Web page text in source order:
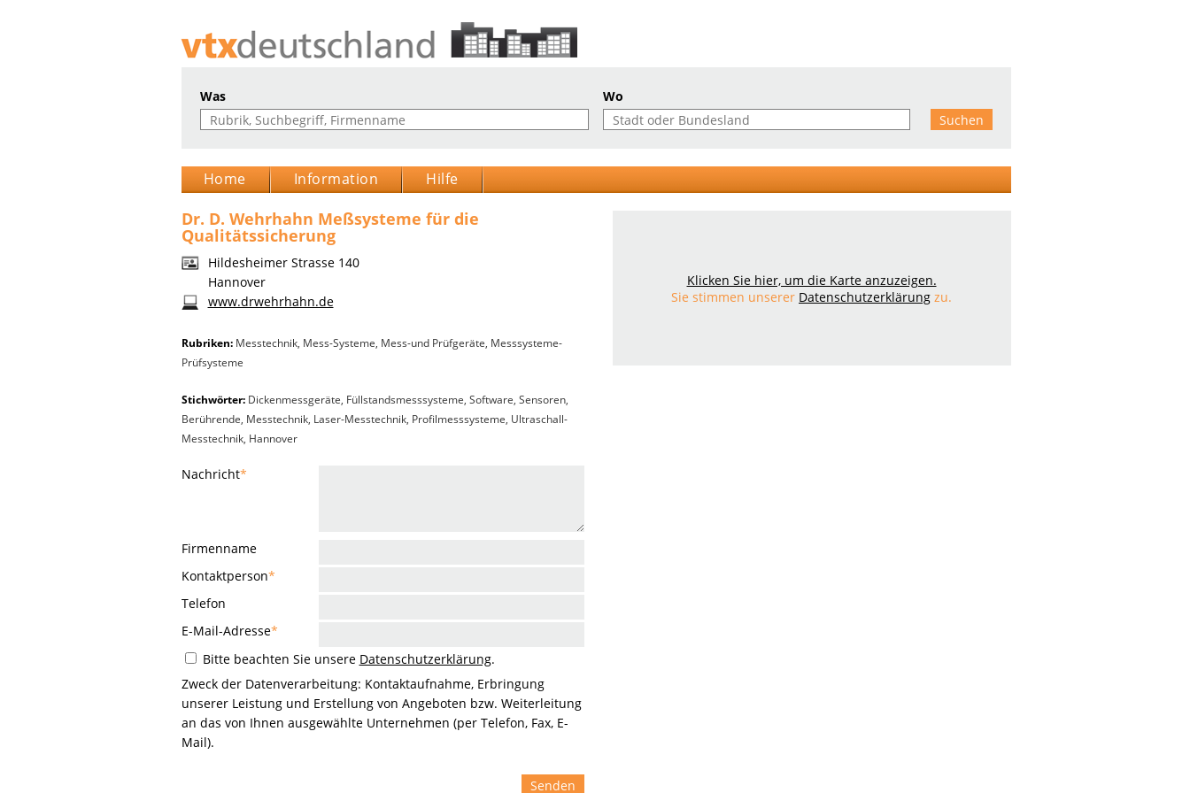
Was Wo
Home Information Hilfe
Dr. D. Wehrhahn Meßsysteme für die
Qualitätssicherung
Hildesheimer Strasse 140
Hannover
www.drwehrhahn.de
Rubriken: Messtechnik, Mess-Systeme, Mess-und Prüfgeräte, Messsysteme-
Prüfsysteme
Stichwörter:Dickenmessgeräte, Füllstandsmesssysteme, Software, Sensoren,
Berührende, Messtechnik, Laser-Messtechnik, Profilmesssysteme, Ultraschall-
Messtechnik, Hannover
Nachricht*
Firmenname
Kontaktperson*
Telefon
E-Mail-Adresse*
Bitte beachten Sie unsere Datenschutzerklärung.
Zweck der Datenverarbeitung: Kontaktaufnahme, Erbringung
unserer Leistung und Erstellung von Angeboten bzw. Weiterleitung
an das von Ihnen ausgewählte Unternehmen (per Telefon, Fax, E-
Mail).
Senden
Klicken Sie hier, um die Karte anzuzeigen.
Sie stimmen unserer Datenschutzerklärung zu.